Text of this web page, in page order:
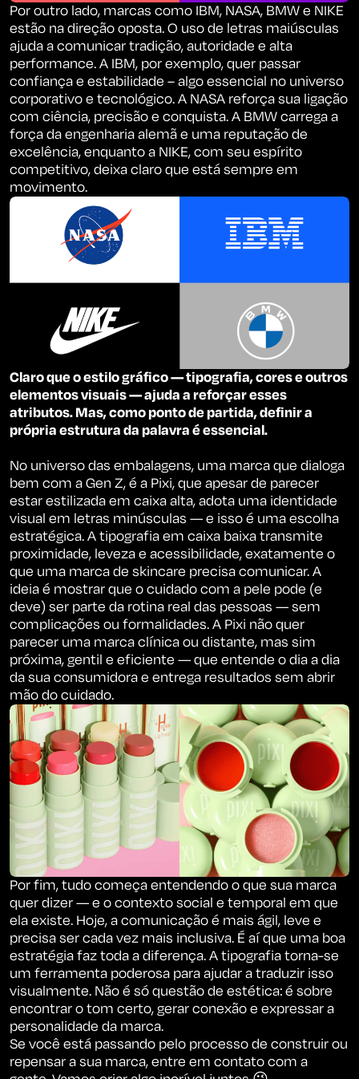
Por outro lado, marcas como IBM, NASA, BMW e NIKE
estão na direção oposta. O uso de letras maiúsculas
ajuda a comunicar tradição, autoridade e alta
performance. A IBM, por exemplo, quer passar
confiança e estabilidade – algo essencial no universo
corporativo e tecnológico. A NASA reforça sua ligação
com ciência, precisão e conquista. A BMW carrega a
força da engenharia alemã e uma reputação de
excelência, enquanto a NIKE, com seu espírito
competitivo, deixa claro que está sempre em
movimento.
Claro que o estilo gráfico — tipografia, cores e outros
elementos visuais — ajuda a reforçar esses
atributos. Mas, como ponto de partida, definir a
própria estrutura da palavra é essencial.
No universo das embalagens, uma marca que dialoga
bem com a Gen Z, é a Pixi, que apesar de parecer
estar estilizada em caixa alta, adota uma identidade
visual em letras minúsculas — e isso é uma escolha
estratégica. A tipografia em caixa baixa transmite
proximidade, leveza e acessibilidade, exatamente o
que uma marca de skincare precisa comunicar. A
ideia é mostrar que o cuidado com a pele pode (e
deve) ser parte da rotina real das pessoas — sem
complicações ou formalidades. A Pixi não quer
parecer uma marca clínica ou distante, mas sim
próxima, gentil e eficiente — que entende o dia a dia
da sua consumidora e entrega resultados sem abrir
mão do cuidado.
Por fim, tudo começa entendendo o que sua marca
quer dizer — e o contexto social e temporal em que
ela existe. Hoje, a comunicação é mais ágil, leve e
precisa ser cada vez mais inclusiva. É aí que uma boa
estratégia faz toda a diferença. A tipografia torna-se
um ferramenta poderosa para ajudar a traduzir isso
visualmente. Não é só questão de estética: é sobre
encontrar o tom certo, gerar conexão e expressar a
personalidade da marca.
Se você está passando pelo processo de construir ou
repensar a sua marca, entre em contato com a